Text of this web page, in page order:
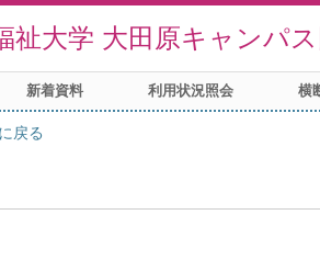
祉大学 大田原キャンパ
新着資料 利用状況照会 横
戻る